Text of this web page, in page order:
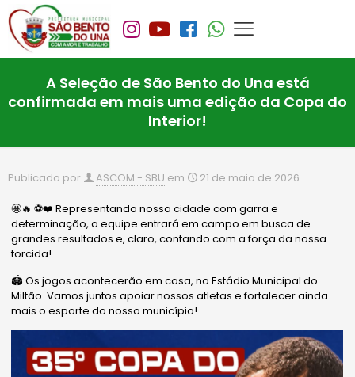
A Seleção de São Bento do Una está
confirmada em mais uma edição da Copa do
Interior!
Publicado por ASCOM - SBU em 21 de maio de 2026
🤩🔥 ⚽️❤️ Representando nossa cidade com garra e
determinação, a equipe entrará em campo em busca de
grandes resultados e, claro, contando com a força da nossa
torcida!
🏟️ Os jogos acontecerão em casa, no Estádio Municipal do
Miltão. Vamos juntos apoiar nossos atletas e fortalecer ainda
mais o esporte do nosso município!